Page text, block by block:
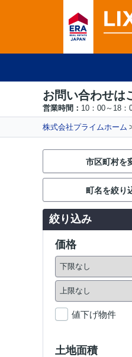
お問い合わせは
営業時間： 10：00～18：
株式会社プライムホーム
市区町村を
町名を絞り
絞り込み
価格
値下げ物件
土地面積